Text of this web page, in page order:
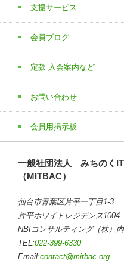
支援サービス
会員ブログ
定款 入会案内など
お問い合わせ
会員用掲示板
一般社団法人 みちのく
（MITBAC）
仙台市青葉区片平一丁目1-3
片平ホワイトレジデンス1004
NBIコンサルティング（株）内
TEL:022-399-6330
Email:contact@mitbac.org